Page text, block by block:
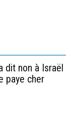
dit non à Israël
paye cher